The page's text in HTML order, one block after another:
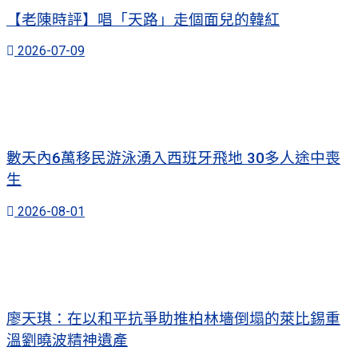
【老陳時評】唱「天路」走個面兒的韓紅
2026-07-09
數天內6萬移民游泳湧入西班牙飛地 30多人途中喪
生
2026-08-01
廖天琪：在以和平抗爭助推柏林墻倒塌的萊比錫重
溫劉曉波精神遺產